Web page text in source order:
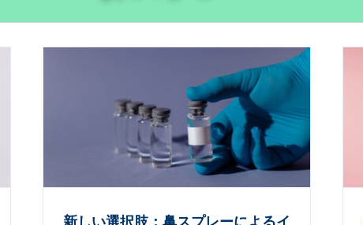
新しい選択肢：鼻スプレーによるイ